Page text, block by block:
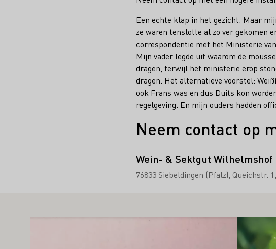
Een echte klap in het gezicht. Maar
ze waren tenslotte al zo ver gekomen
correspondentie met het Ministerie
Mijn vader legde uit waarom de
dragen, terwijl het ministerie erop
dragen. Het alternatieve voorstel:
ook Frans was en dus Duits kon
regelgeving. En mijn ouders hadden
Neem contact op
Wein- & Sektgut Wilhelmshof
76833 Siebeldingen (Pfalz) Queichstr. 1
Meer